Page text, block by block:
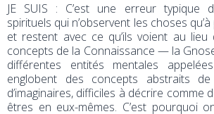
JE SUIS : C’est une erreur typique
spirituels qui n’observent les choses
et restent avec ce qu’ils voient au
concepts de la Connaissance — la
différentes entités mentales
englobent des concepts abstraits de
d’imaginaires, difficiles à décrire comme
êtres en eux-mêmes. C’est pourquoi